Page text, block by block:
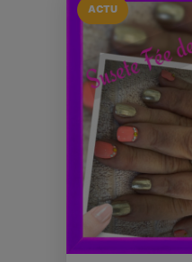
ACTU